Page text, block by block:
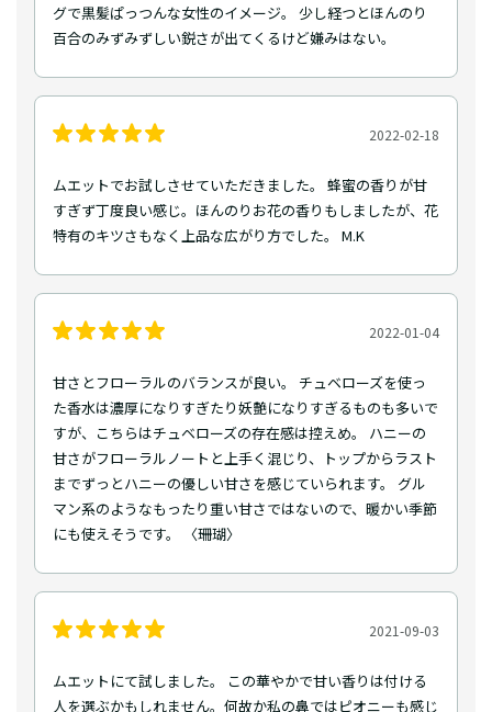
グで黒髪ぱっつんな女性のイメージ。 少し経つとほんのり
百合のみずみずしい鋭さが出てくるけど嫌みはない。
2022-02-18
ムエットでお試しさせていただきました。 蜂蜜の香りが甘
すぎず丁度良い感じ。ほんのりお花の香りもしましたが、花
特有のキツさもなく上品な広がり方でした。 M.K
2022-01-04
甘さとフローラルのバランスが良い。 チュベローズを使っ
た香水は濃厚になりすぎたり妖艶になりすぎるものも多いで
すが、こちらはチュベローズの存在感は控えめ。 ハニーの
甘さがフローラルノートと上手く混じり、トップからラスト
までずっとハニーの優しい甘さを感じていられます。 グル
マン系のようなもったり重い甘さではないので、暖かい季節
にも使えそうです。 〈珊瑚〉
2021-09-03
ムエットにて試しました。 この華やかで甘い香りは付ける
人を選ぶかもしれません。何故か私の鼻ではピオニーも感じ